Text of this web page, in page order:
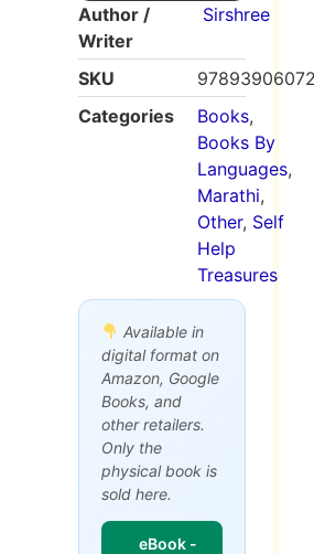
Author /
Writer
Sirshree
SKU
Categories
Books,
Books By
Languages,
Marathi,
Other, Self
Help
Treasures
Available in
digital format on
Amazon, Google
Books, and
other retailers.
Only the
physical book is
sold here.
eBook -